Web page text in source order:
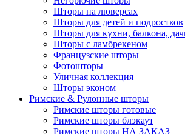
Шторы на люверсах
Шторы для детей и подростков
Шторы для кухни, балкона,
Шторы с ламбрекеном
Французские шторы
Фотошторы
Уличная коллекция
Шторы эконом
Римские & Рулонные шторы
Римские шторы готовые
Римские шторы блэкаут
Римские шторы НА ЗАКАЗ